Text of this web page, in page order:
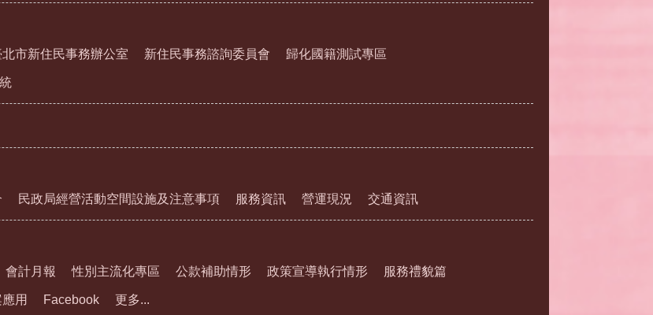
北市新住民事務辦公室 新住民事務諮詢委員會 歸化國籍測試專區
民政局經營活動空間設施及注意事項 服務資訊 營運現況 交通資訊
會計月報 性別主流化專區 公款補助情形 政策宣導執行情形 服務禮貌篇
用 Facebook 更多...